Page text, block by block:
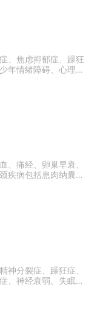
、焦虑抑郁症、躁狂
年情绪障碍、心理障
障碍、双相情感障
妄想症、植物神经紊
、疑病症、心境障
郁症及老年心理障碍
诊治。
、痛经、卵巢早衰、
疾病包括息肉纳囊病
增生、情志抑郁焦虑
炎、外阴白斑、阴道
神分裂症、躁狂症、
、神经衰弱、失眠多
、双相情感障碍、疑
疗、心理干预、创伤
准个性化治疗。擅于
系问题。